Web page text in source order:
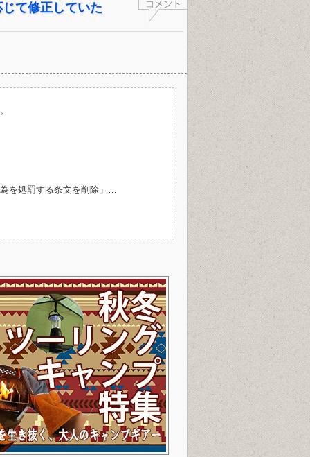
て修正していた
を処罰する条文を削除」…